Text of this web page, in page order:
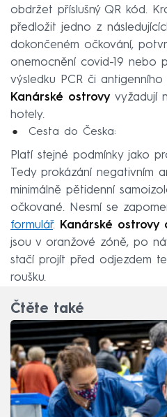
obdržet příslušný QR kód.
předložit jedno z
dokončeném očkování,
onemocnění covid-19 nebo
výsledku PCR či
Kanárské ostrovy vyžadují
hotely.
Cesta do Česka:
Platí stejné podmínky jako
Tedy prokázání negativním
minimálně pětidenní
očkované. Nesmí se
formulář. Kanárské ostrovy
jsou v oranžové zóně, po
stačí projít před odjezdem
roušku.
Čtěte také